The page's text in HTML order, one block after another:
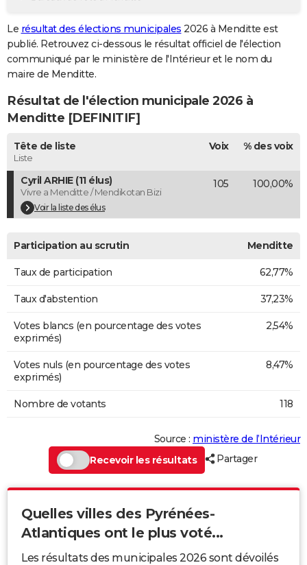
GUIDES D'ACHAT
BONS PLANS
CARTE DE VOEUX
Carte de Noël
Carte Bonne année
Carte Saint-Valentin
Carte Pâques
Carte d'anniversaire
DICTIONNAIRE
Dictionnaire
Biographies
Citations
Expressions
Proverbes
PROGRAMME TV
COPAINS D'AVANT
S'inscrire
Se connecter
Lycées
Collèges
Primaires
Universités
Entreprises
Service militaire
Avis de recherche
AVIS DE DÉCÈS
FORUM
Le résultat des élections municipales 2026 à Menditte est
publié. Retrouvez ci-dessous le résultat officiel de l'élection
communiqué par le ministère de l'Intérieur et le nom du
maire de Menditte.
Résultat de l'élection municipale 2026 à
Menditte [DEFINITIF]
Tête de liste
Liste
Voix % des voix
Cyril ARHIE (11 élus)
Vivre a Menditte / Mendikotan Bizi
Voir la liste des élus
105 100,00%
Participation au scrutin Menditte
Taux de participation 62,77%
Taux d'abstention 37,23%
Votes blancs (en pourcentage des votes
exprimés)
2,54%
Votes nuls (en pourcentage des votes
exprimés)
8,47%
Nombre de votants 118
Source : ministère de l’Intérieur
Recevoir les résultats
Partager
Quelles villes des Pyrénées-
Atlantiques ont le plus voté...
Les résultats des municipales 2026 sont dévoilés